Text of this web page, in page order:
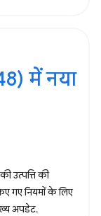
में नया
उत्पत्ति की
गए नियमों के लिए
अपडेट.